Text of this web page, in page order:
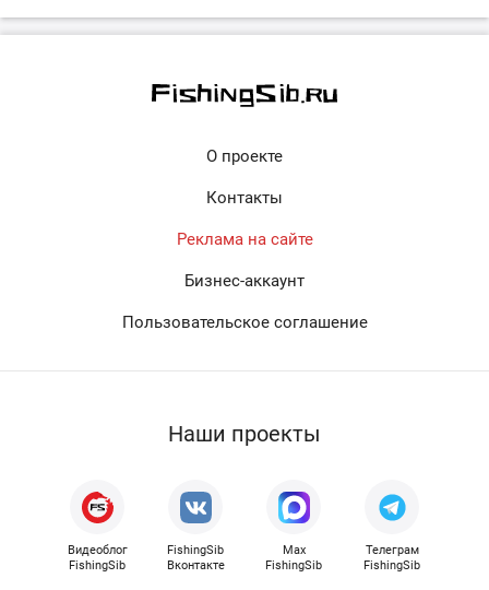
О проекте
Контакты
Реклама на сайте
Бизнес-аккаунт
Пользовательское соглашение
Наши проекты
Видеоблог
FishingSib
FishingSib
Вконтакте
Max
FishingSib
Телеграм
FishingSib